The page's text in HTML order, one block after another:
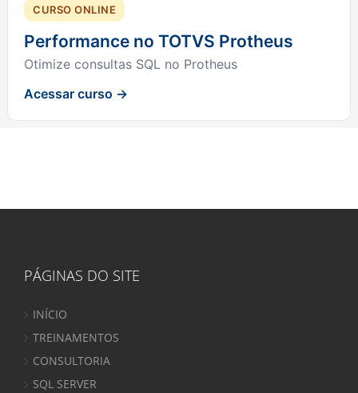
CURSO ONLINE
Performance no TOTVS Protheus
Otimize consultas SQL no Protheus
Acessar curso →
PÁGINAS DO SITE
INÍCIO
TREINAMENTOS
CONSULTORIA
SQL SERVER